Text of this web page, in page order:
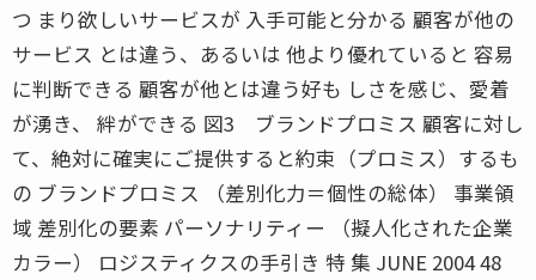
つ まり欲しいサービスが 入手可能と分かる 顧客が他の
サービス とは違う、あるいは 他より優れていると 容易
に判断できる 顧客が他とは違う好も しさを感じ、愛着
が湧き、 絆ができる 図3 ブランドプロミス 顧客に対し
て、絶対に確実にご提供すると約束（プロミス）するも
の ブランドプロミス （差別化力＝個性の総体） 事業領
域 差別化の要素 パーソナリティー （擬人化された企業
カラー） ロジスティクスの手引き 特 集 JUNE 2004 48